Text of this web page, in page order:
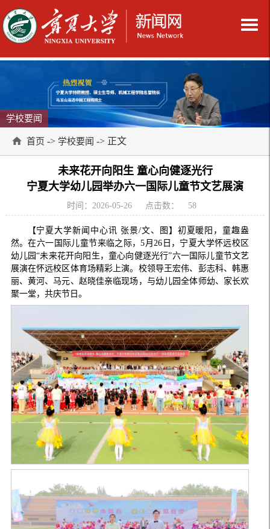
学校要闻
首页 -> 学校要闻 -> 正文
未来花开向阳生 童心向健逐光行
宁夏大学幼儿园举办六一国际儿童节文艺展演
时间：2026-05-26 点击数： 58
【宁夏大学新闻中心讯 张景/文、图】初夏暖阳，童趣盎
然。在六一国际儿童节来临之际，5月26日，宁夏大学怀远校区
幼儿园“未来花开向阳生，童心向健逐光行”六一国际儿童节文艺
展演在怀远校区体育场精彩上演。校领导王宏伟、彭志科、韩惠
丽、黄河、马元、赵晓佳亲临现场，与幼儿园全体师幼、家长欢
聚一堂，共庆节日。